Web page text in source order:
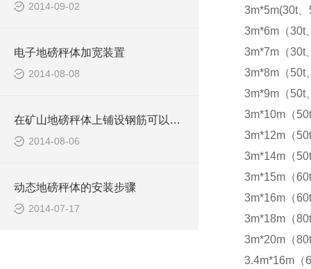
2014-09-02
电子地磅秤体加宽装置
2014-08-08
在矿山地磅秤体上铺设钢筋可以防滑
2014-08-06
动态地磅秤体的安装步骤
2014-07-17
3m*5m(30t、
3m*6m（30t
3m*7m（30t
3m*8m（50t
3m*9m（50t
3m*10m（
3m*12m（
3m*14m（
3m*15m（
3m*16m（
3m*18m（
3m*20m（
3.4m*16m（